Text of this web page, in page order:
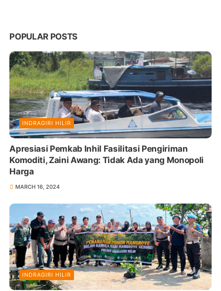
POPULAR POSTS
INDRAGIRI HILIR
Apresiasi Pemkab Inhil Fasilitasi Pengiriman
Komoditi, Zaini Awang: Tidak Ada yang Monopoli
Harga
MARCH 16, 2024
INDRAGIRI HILIR